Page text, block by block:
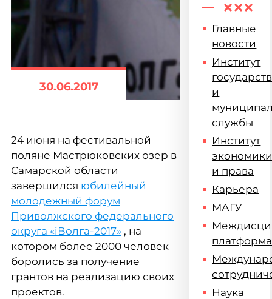
30.06.2017
24 июня на фестивальной
поляне Мастрюковских озер в
Самарской области
завершился юбилейный
молодежный форум
Приволжского федерального
округа «iВолга-2017» , на
котором более 2000 человек
боролись за получение
грантов на реализацию своих
проектов.
Главные
новости
Институт
и
службы
Институт
и права
Карьера
МАГУ
платформа
Наука